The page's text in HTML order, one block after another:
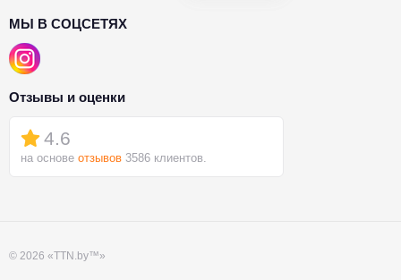
МЫ В СОЦСЕТЯХ
Отзывы и оценки
4.6
на основе отзывов 3586 клиентов.
© 2026 «TTN.by™»